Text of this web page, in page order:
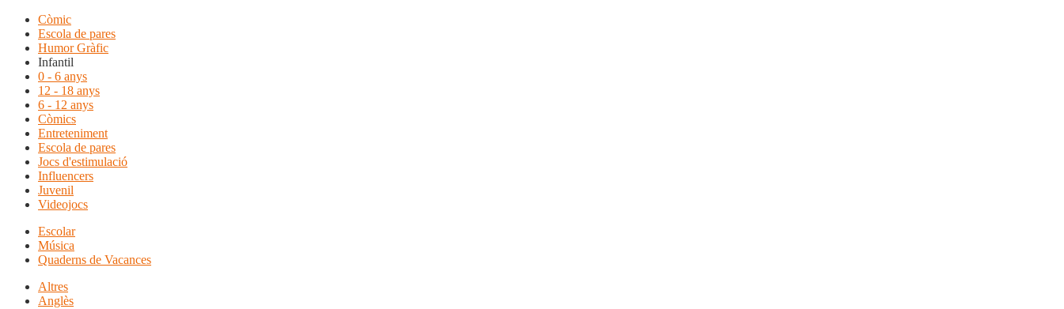
Còmic
Escola de pares
Humor Gràfic
Infantil
0 - 6 anys
12 - 18 anys
6 - 12 anys
Còmics
Entreteniment
Escola de pares
Jocs d'estimulació
Influencers
Juvenil
Videojocs
Escolar
Música
Quaderns de Vacances
Altres
Anglès